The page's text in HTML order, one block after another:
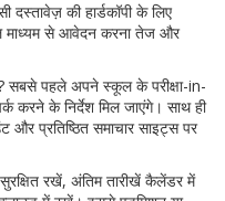
दस्तावेज़ की हार्डकॉपी के लिए
माध्यम से आवेदन करना तेज और
सबसे पहले अपने स्कूल के परीक्षा-in-
करने के निर्देश मिल जाएंगे। साथ ही
और प्रतिष्ठित समाचार साइट्स पर
रखें, अंतिम तारीखें कैलेंडर में